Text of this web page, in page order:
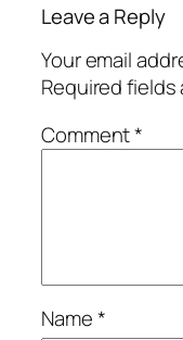
Leave a Reply
Your email
Required
Comment*
Name*